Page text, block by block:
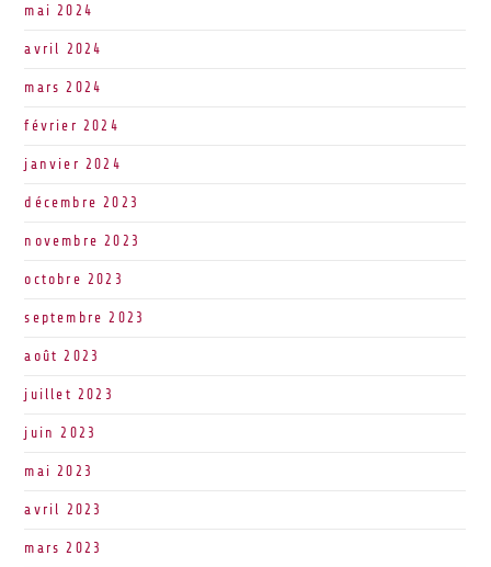
mai 2024
avril 2024
mars 2024
février 2024
janvier 2024
décembre 2023
novembre 2023
octobre 2023
septembre 2023
août 2023
juillet 2023
juin 2023
mai 2023
avril 2023
mars 2023